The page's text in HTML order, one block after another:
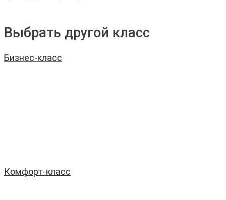
Выбрать другой класс
Бизнес-класс
Комфорт-класс